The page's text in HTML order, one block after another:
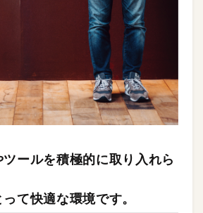
ールを積極的に取り入れら
て快適な環境です。